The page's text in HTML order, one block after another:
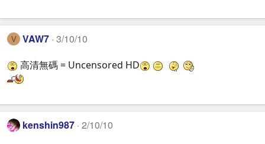
V VAW7 3/10/10
高清無碼 = Uncensored HD
kenshin987 2/10/10